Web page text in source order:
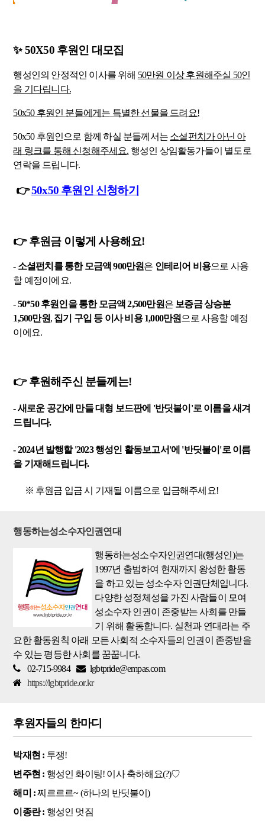
✨ 50X50 후원인 대모집
행성인의 안정적인 이사를 위해 50만원 이상 후원해주실 50인
을 기다립니다.
50x50 후원인 분들에게는 특별한 선물을 드려요!
50x50 후원인으로 함께 하실 분들께서는 소셜펀치가 아닌 아
래 링크를 통해 신청해주세요. 행성인 상임활동가들이 별도로
연락을 드립니다.
👉50x50 후원인 신청하기
👉 후원금 이렇게 사용해요!
- 소셜펀치를 통한 모금액 900만원은 인테리어 비용으로 사용
할 예정이에요.
-50*50 후원인을 통한 모금액 2,500만원은 보증금 상승분
1,500만원, 집기 구입 등 이사 비용 1,000만원 으로 사용할 예정
이에요.
👉 후원해주신 분들께는!
- 새로운 공간에 만들 대형 보드판에 '반딧불이'로 이름을 새겨
드립니다.
- 2024년 발행할 '2023 행성인 활동보고서'에 '반딧불이'로 이름
을 기재해드립니다.
※ 후원금 입금 시 기재될 이름으로 입금해주세요!
행동하는성소수자인권연대
행동하는성소수자인권연대(행성인)는
1997년 출범하여 현재까지 왕성한 활동
을 하고 있는 성소수자 인권단체입니다.
다양한 성정체성을 가진 사람들이 모여
성소수자 인권이 존중받는 사회를 만들
기 위해 활동합니다. 실천과 연대라는 주
요한 활동원칙 아래 모든 사회적 소수자들의 인권이 존중받을
수 있는 평등한 사회를 꿈꿉니다.
02-715-9984
lgbtpride@empas.com
https://lgbtpride.or.kr
후원자들의 한마디
박재현 : 투쟁!
변주현 : 행성인 화이팅! 이사 축하해요(?)♡
해미 :찌르르르~ (하나의 반딧불이)
이종란 : 행성인 멋짐